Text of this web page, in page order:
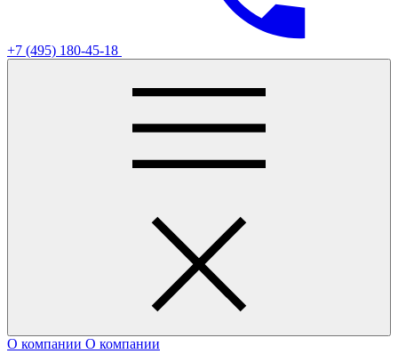
+7 (495) 180-45-18
О компании О компании